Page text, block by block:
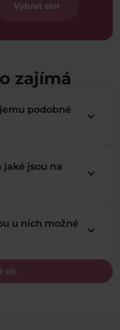
Vybrat slot
zajímá
víc
podobné
keyboard_arrow_down
jaké jsou na
keyboard_arrow_down
u nich možné
keyboard_arrow_down